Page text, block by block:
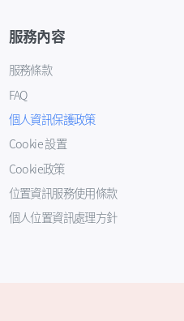
服務內容
服務條款
FAQ
個人資訊保護政策
Cookie 設置
Cookie政策
位置資訊服務使用條款
個人位置資訊處理方針